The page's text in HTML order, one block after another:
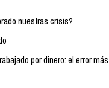
nuestras crisis?
por dinero: el error más